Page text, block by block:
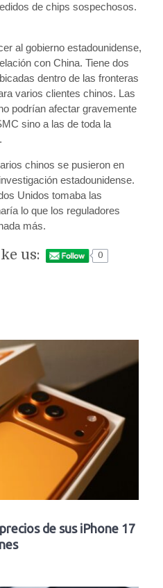
de chips sospechosos.
al gobierno estadounidense,
con China. Tiene dos
dentro de las fronteras
varios clientes chinos. Las
podrían afectar gravemente
sino a las de toda la
chinos se pusieron en
estadounidense.
Unidos tomaba las
lo que los reguladores
más.
us:
0
de sus iPhone 17